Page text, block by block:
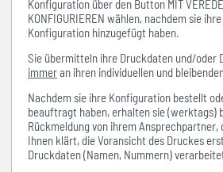
Konfiguration über den Button MIT
KONFIGURIEREN wählen, nachdem sie
Konfiguration hinzugefügt haben.
Sie übermitteln ihre Druckdaten und/oder
immeran ihren individuellen und
Nachdem sie ihre Konfiguration bestellt
beauftragt haben, erhalten sie (werktags)
Rückmeldung von ihrem
Ihnen klärt, die Voransicht des Druckes
Druckdaten (Namen, Nummern)